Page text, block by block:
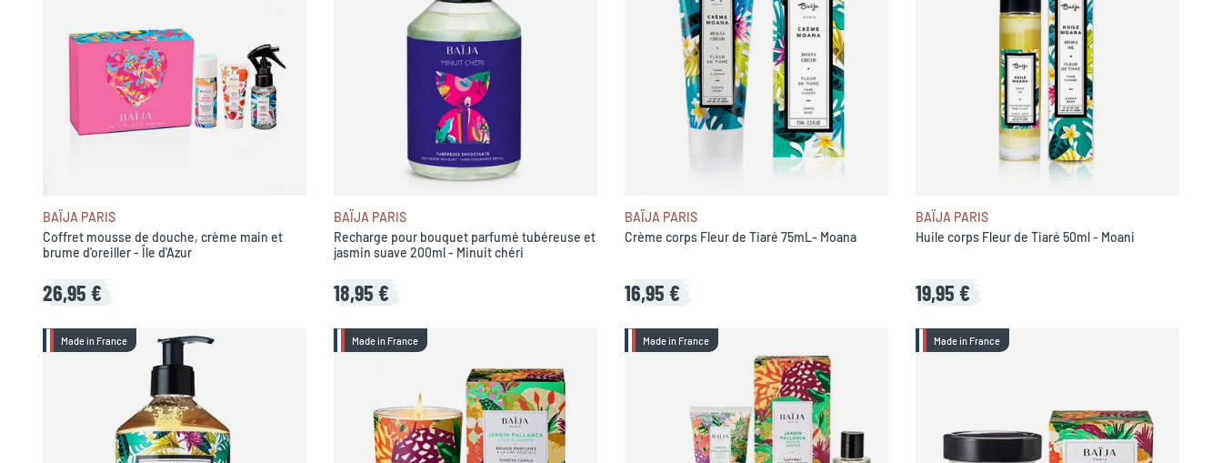
BAÏJA PARIS
Coffret mousse de douche, crème main et
brume d'oreiller - Île d'Azur
26,95 €
BAÏJA PARIS
Recharge pour bouquet parfumé tubéreuse et
jasmin suave 200ml - Minuit chéri
18,95 €
BAÏJA PARIS
Crème corps Fleur de Tiaré 75mL- Moana
16,95 €
BAÏJA PARIS
Huile corps Fleur de Tiaré 50ml - Moani
19,95 €
Made in France Made in France Made in France Made in France